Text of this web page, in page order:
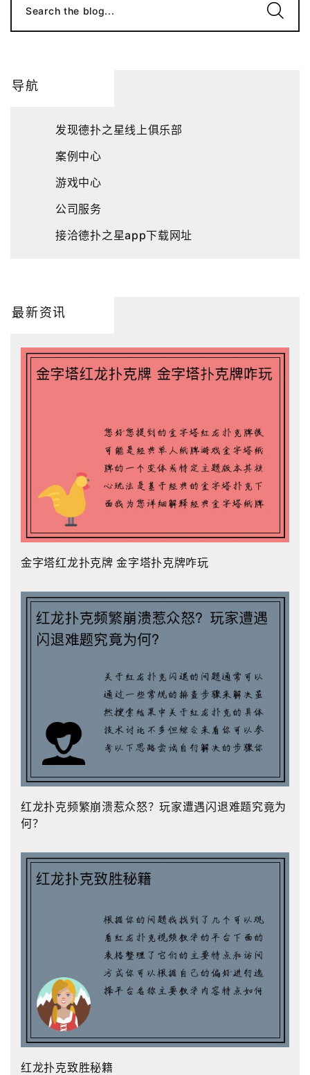
Search the blog...
导航
发现德扑之星线上俱乐部
案例中心
游戏中心
公司服务
接洽德扑之星app下载网址
最新资讯
金字塔红龙扑克牌 金字塔扑克牌咋玩
红龙扑克频繁崩溃惹众怒？玩家遭遇闪退难题究竟为
何？
红龙扑克致胜秘籍